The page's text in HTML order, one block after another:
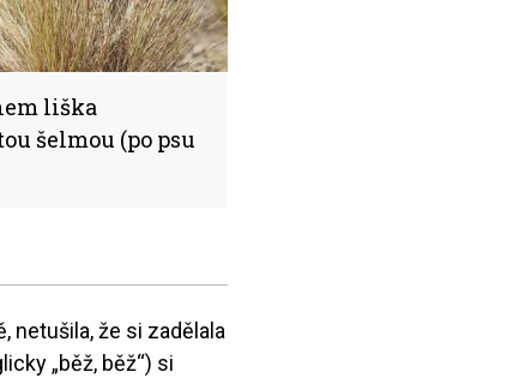
liška
šelmou (po psu
netušila, že si zadělala
„běž, běž“) si